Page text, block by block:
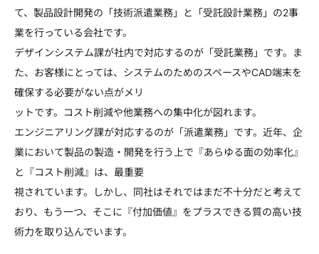
て、製品設計開発の「技術派遣業務」と「受託設計業務」の2事
業を行っている会社です。
デザインシステム課が社内で対応するのが「受託業務」です。ま
た、お客様にとっては、システムのためのスペースやCAD端末を
確保する必要がない点がメリ
ットです。コスト削減や他業務への集中化が図れます。
エンジニアリング課が対応するのが「派遣業務」です。近年、企
業において製品の製造・開発を行う上で『あらゆる面の効率化』
と『コスト削減』は、最重要
視されています。しかし、同社はそれではまだ不十分だと考えて
おり、もう一つ、そこに『付加価値』をプラスできる質の高い技
術力を取り込んでいます。